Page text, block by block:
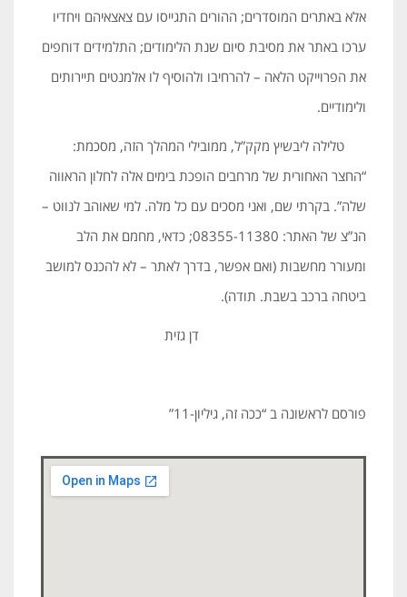
אלא באתרים המוסדרים; ההורים התגייסו עם צאצאיהם ויחדיו
ערכו באתר את מסיבת סיום שנת הלימודים; התלמידים דוחפים
את הפרוייקט הלאה – להרחיבו ולהוסיף לו אלמנטים תיירותים
ולימודיים.
טלילה ליבשיץ מקק”ל, ממובילי המהלך הזה, מסכמת:
“החצר האחורית של מרחבים הופכת בימים אלה לחלון הראווה
שלה”. בקרתי שם, ואני מסכים עם כל מלה. למי שאוהב לנווט –
הנ”צ של האתר: 08355-11380; כדאי, מחמם את הלב
ומעורר מחשבות (ואם אפשר, בדרך לאתר – לא להכנס למושב
ביטחה ברכב בשבת. תודה).
דן גזית
פורסם לראשונה ב “ככה זה, גיליון-11”